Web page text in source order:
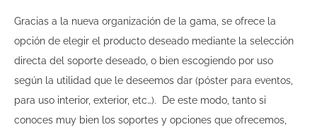
Gracias a la nueva organización de la gama, se ofrece la
opción de elegir el producto deseado mediante la selección
directa del soporte deseado, o bien escogiendo por uso
según la utilidad que le deseemos dar (póster para eventos,
para uso interior, exterior, etc…).
De este modo, tanto si
conoces muy bien los soportes y opciones que ofrecemos,